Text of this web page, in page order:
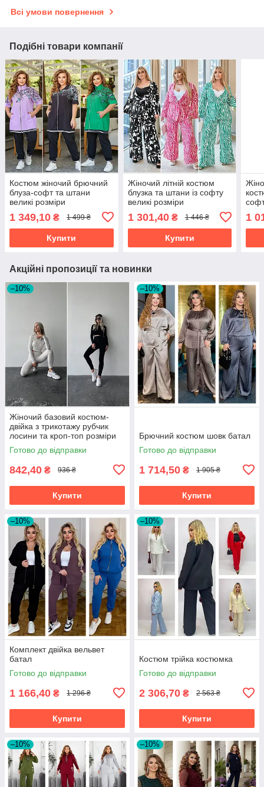
Всі умови повернення
Подібні товари компанії
Костюм жіночий брючний
блуза-софт та штани
великі розміри
1 349,10 ₴ 1 499 ₴
Купити
Жіночий літній костюм
блузка та штани із софту
великі розміри
1 301,40₴ 1 446 ₴
Купити
1
Акційні пропозиції та новинки
–10%
Жіночий базовий костюм-
двійка з трикотажу рубчик
лосини та кроп-топ розміри
норма
Готово до відправки
842,40 ₴ 936 ₴
Купити
–10%
Брючний костюм шовк батал
Готово до відправки
1 714,50 ₴ 1 905 ₴
Купити
–10%
Комплект двійка вельвет
батал
Готово до відправки
1 166,40 ₴ 1 296 ₴
Купити
–10%
Костюм трійка костюмка
Готово до відправки
2 306,70 ₴ 2 563 ₴
Купити
–10% –10%